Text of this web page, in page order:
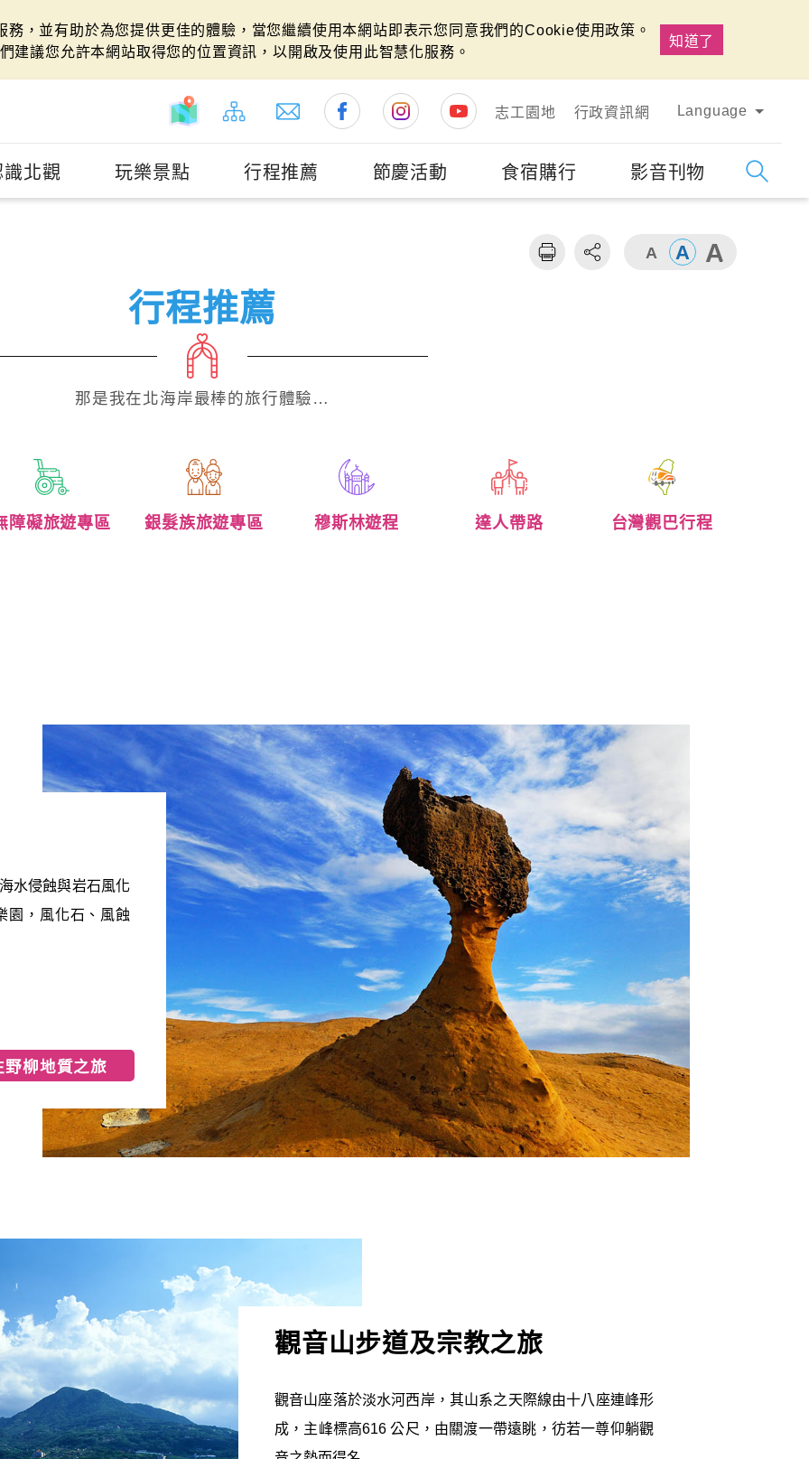
，並有助於為您提供更佳的體驗，當您繼續使用本網站即表示您同意我們的Cookie使用政策。
建議您允許本網站取得您的位置資訊，以開啟及使用此智慧化服務。
知道了
志工園地 行政資訊網 Language
識北觀 玩樂景點 行程推薦 節慶活動 食宿購行 影音刊物
行程推薦
那是我在北海岸最棒的旅行體驗…
障礙旅遊專區 銀髮族旅遊專區 穆斯林遊程 達人帶路 台灣觀巴行程
水侵蝕與岩石風化
園，風化石、風蝕
野柳地質之旅
觀音山步道及宗教之旅
觀音山座落於淡水河西岸，其山系之天際線由十八座連峰形
成，主峰標高616 公尺，由關渡一帶遠眺，彷若一尊仰躺觀